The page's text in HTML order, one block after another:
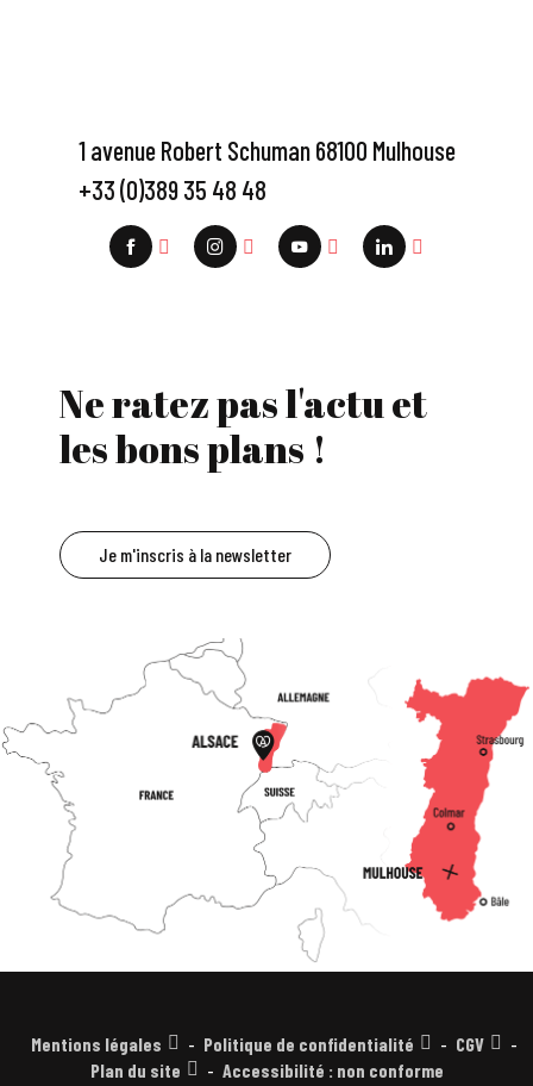
1 avenue Robert Schuman 68100 Mulhouse
+33 (0)389 35 48 48
Ne ratez pas l'actu et
les bons plans !
Je m'inscris à la newsletter
Mentions légales Politique de confidentialité
CGV
Plan du site
Accessibilité : non conforme